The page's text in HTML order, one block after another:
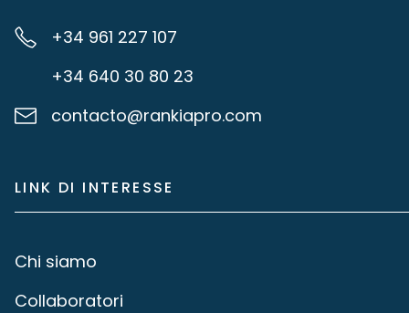
+34 961 227 107
+34 640 30 80 23
contacto@rankiapro.com
LINK DI INTERESSE
Chi siamo
Collaboratori